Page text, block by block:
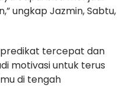
ungkap Jazmin, Sabtu,
tercepat dan
motivasi untuk terus
di tengah